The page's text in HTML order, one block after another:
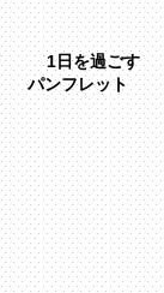
1日を過ごす
パンフレット